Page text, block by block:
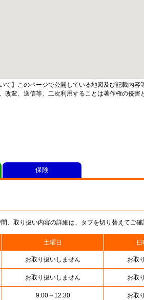
て】このページで公開している地図及び記載内
改変、送信等、二次利用することは著作権の侵害
取り扱い内容の詳細は、タブを切り替えてご確
土曜日
お取り扱いしません お取
お取り扱いしません お取
9:00～12:30 お取
保険